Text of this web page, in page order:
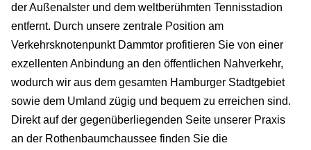
der Außenalster und dem weltberühmten Tennisstadion
entfernt. Durch unsere zentrale Position am
Verkehrsknotenpunkt Dammtor profitieren Sie von einer
exzellenten Anbindung an den öffentlichen Nahverkehr,
wodurch wir aus dem gesamten Hamburger Stadtgebiet
sowie dem Umland zügig und bequem zu erreichen sind.
Direkt auf der gegenüberliegenden Seite unserer Praxis
an der Rothenbaumchaussee finden Sie die